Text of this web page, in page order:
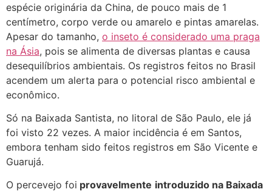
espécie originária da China, de pouco mais de 1
centímetro, corpo verde ou amarelo e pintas amarelas.
Apesar do tamanho, o inseto é considerado uma praga
na Ásia, pois se alimenta de diversas plantas e causa
desequilíbrios ambientais. Os registros feitos no Brasil
acendem um alerta para o potencial risco ambiental e
econômico.
Só na Baixada Santista, no litoral de São Paulo, ele já
foi visto 22 vezes. A maior incidência é em Santos,
embora tenham sido feitos registros em São Vicente e
Guarujá.
O percevejo foi provavelmente introduzido na Baixada